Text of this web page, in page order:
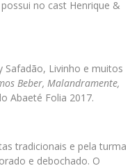
no cast Henrique &
Safadão, Livinho e muitos
Beber, Malandramente,
Abaeté Folia 2017.
tradicionais e pela turma
e debochado. O